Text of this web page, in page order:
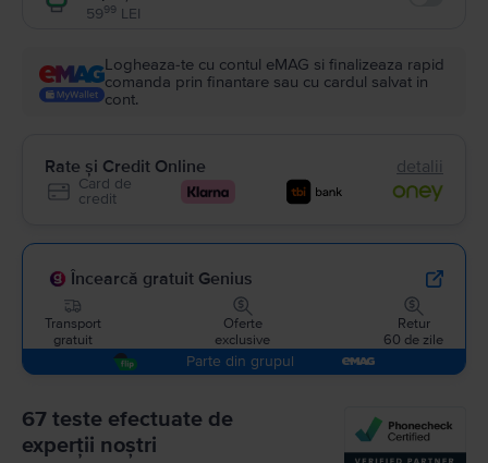
5999 LEI
Logheaza-te cu contul eMAG si finalizeaza rapid
comanda prin finantare sau cu cardul salvat in
cont.
Rate și Credit Online detalii
Card de
credit
Încearcă gratuit Genius
Transport
gratuit
Oferte
exclusive
Retur
60 de zile
Parte din grupul
67 teste efectuate de
experții noștri